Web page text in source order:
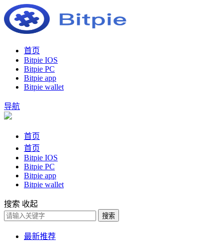
首页
Bitpie IOS
Bitpie PC
Bitpie app
Bitpie wallet
导航
首页
首页
Bitpie IOS
Bitpie PC
Bitpie app
Bitpie wallet
搜索 收起
搜索
最新推荐